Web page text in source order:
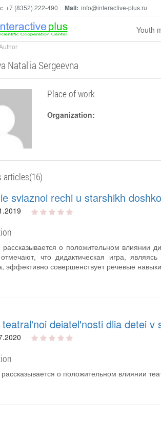
+7 (8352) 222-490 Mail: info@interactive-plus.ru
Youth
Author
Natal'ia Sergeevna
Place of work
Organization:
articles(16)
sviaznoi rechi u starshikh
рассказывается о положительном влиянии
что дидактическая игра,
эффективно совершенствует речевые
deiatel'nosti dlia detei v
рассказывается о положительном влиянии